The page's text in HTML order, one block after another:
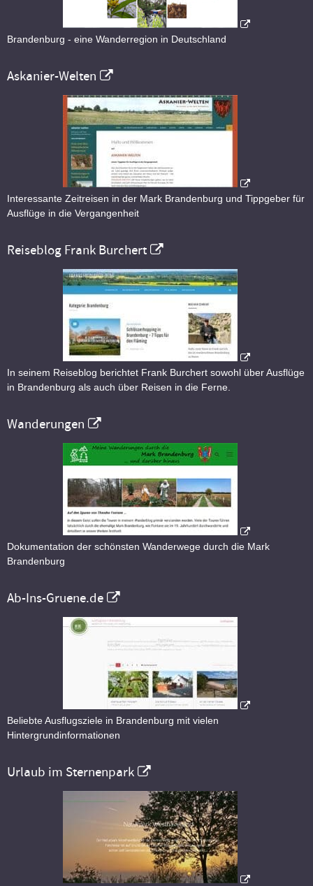
Brandenburg - eine Wanderregion in Deutschland
Askanier-Welten
Interessante Zeitreisen in der Mark Brandenburg und Tippgeber für
Ausflüge in die Vergangenheit
Reiseblog Frank Burchert
In seinem Reiseblog berichtet Frank Burchert sowohl über Ausflüge
in Brandenburg als auch über Reisen in die Ferne.
Wanderungen
Dokumentation der schönsten Wanderwege durch die Mark
Brandenburg
Ab-Ins-Gruene.de
Beliebte Ausflugsziele in Brandenburg mit vielen
Hintergrundinformationen
Urlaub im Sternenpark